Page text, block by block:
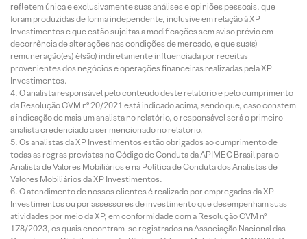
refletem única e exclusivamente suas análises e opiniões pessoais, que
foram produzidas de forma independente, inclusive em relação à XP
Investimentos e que estão sujeitas a modificações sem aviso prévio em
decorrência de alterações nas condições de mercado, e que sua(s)
remuneração(es) é(são) indiretamente influenciada por receitas
provenientes dos negócios e operações financeiras realizadas pela XP
Investimentos.
O analista responsável pelo conteúdo deste relatório e pelo cumprimento
da Resolução CVM nº 20/2021 está indicado acima, sendo que, caso constem
a indicação de mais um analista no relatório, o responsável será o primeiro
analista credenciado a ser mencionado no relatório.
Os analistas da XP Investimentos estão obrigados ao cumprimento de
todas as regras previstas no Código de Conduta da APIMEC Brasil para o
Analista de Valores Mobiliários e na Política de Conduta dos Analistas de
Valores Mobiliários da XP Investimentos.
O atendimento de nossos clientes é realizado por empregados da XP
Investimentos ou por assessores de investimento que desempenham suas
atividades por meio da XP, em conformidade com a Resolução CVM nº
178/2023, os quais encontram-se registrados na Associação Nacional das